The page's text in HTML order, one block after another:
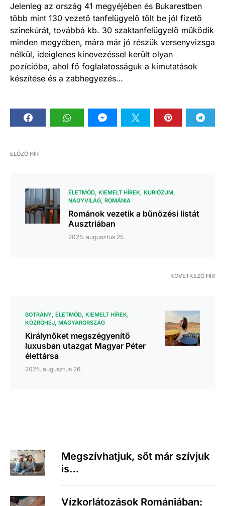
Jelenleg az ország 41 megyéjében és Bukarestben
több mint 130 vezető tanfelügyelő tölt be jól fizető
szinekúrát, továbbá kb. 30 szaktanfelügyelő működik
minden megyében, mára már jó részük versenyvizsga
nélkül, ideiglenes kinevezéssel került olyan
pozícióba, ahol fő foglalatosságuk a kimutatások
készítése és a zabhegyezés…
ELŐZŐ HÍR
ÉLETMÓD KIEMELT HÍREK KURIÓZUM
NAGYVILÁG ROMÁNIA
Románok vezetik a bűnözési listát
Ausztriában
2025. augusztus 25.
KÖVETKEZŐ HÍR
BOTRÁNY ÉLETMÓD KIEMELT HÍREK
KÖZRÖHEJ MAGYARORSZÁG
Királynőket megszégyenítő
luxusban utazgat Magyar Péter
élettársa
2025. augusztus 26.
Megszívhatjuk, sőt már szívjuk
is…
Vízkorlátozások Romániában: